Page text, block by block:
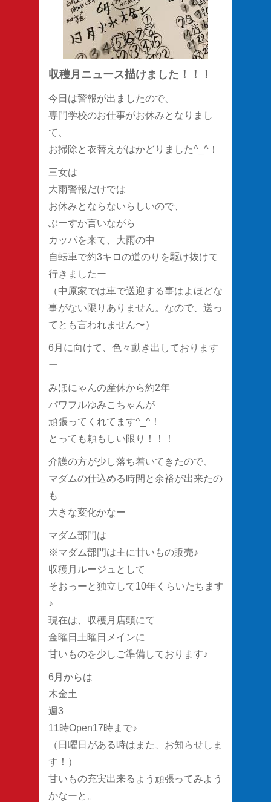
収穫月ニュース描けました！！！
今日は警報が出ましたので、
専門学校のお仕事がお休みとなりまし
て、
お掃除と衣替えがはかどりました^_^！
三女は
大雨警報だけでは
お休みとならないらしいので、
ぶーすか言いながら
カッパを来て、大雨の中
自転車で約3キロの道のりを駆け抜けて
行きましたー
（中原家では車で送迎する事はよほどな
事がない限りありません。なので、送っ
てとも言われません〜）
6月に向けて、色々動き出しております
ー
みほにゃんの産休から約2年
パワフルゆみこちゃんが
頑張ってくれてます^_^！
とっても頼もしい限り！！！
介護の方が少し落ち着いてきたので、
マダムの仕込める時間と余裕が出来たの
も
大きな変化かなー
マダム部門は
※マダム部門は主に甘いもの販売♪
収穫月ルージュとして
そおっーと独立して10年くらいたちます
♪
現在は、収穫月店頭にて
金曜日土曜日メインに
甘いものを少しご準備しております♪
6月からは
木金土
週3
11時Open17時まで♪
（日曜日がある時はまた、お知らせしま
す！）
甘いもの充実出来るよう頑張ってみよう
かなーと。